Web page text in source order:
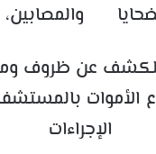
عن ظروف
الأموات